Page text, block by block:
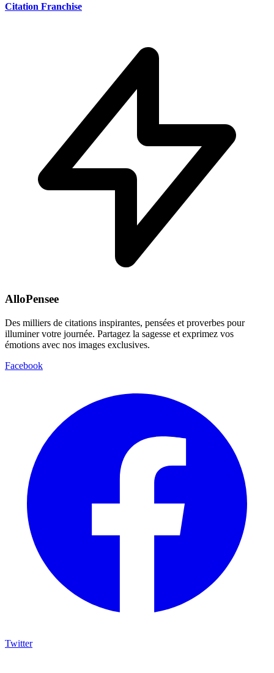
Citation Franchise
AlloPensee
Des milliers de citations inspirantes, pensées et proverbes pour
illuminer votre journée. Partagez la sagesse et exprimez vos
émotions avec nos images exclusives.
Facebook
Twitter